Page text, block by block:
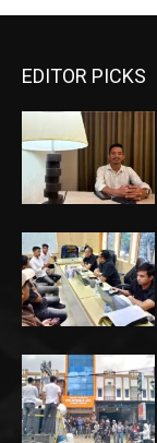
EDITOR PICKS